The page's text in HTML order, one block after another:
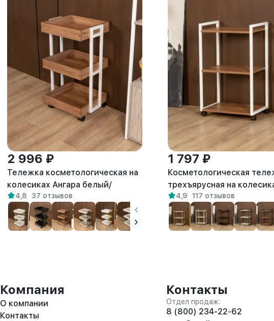
2 996 ₽
Тележка косметологическая на
колесиках Ангара белый/
амаретто
4,8 37 отзывов
1 797 ₽
Косметологическая
трехъярусная на
Амур белый/амаретто
4,9 117 отзывов
Компания
О компании
Контакты
Контакты
Отдел продаж:
8 (800) 234-22-62